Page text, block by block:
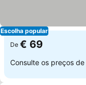
Escolha popular
De € 69
Consulte os preços de